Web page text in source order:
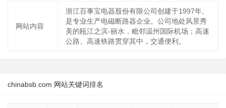
网站内容
浙江百事宝电器股份有限公司创建于1997年,
是专业生产电磁断路器企业。公司地处风景秀
美的瓯江之滨-丽水，毗邻温州国际机场；高速
公路、高速铁路贯穿其中，交通便利。
chinabsb.com 网站关键词排名